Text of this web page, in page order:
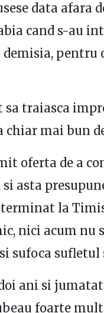
data afara
cand s-au
pentru
sa traiasca
chiar mai bun
oferta de a
asta
la
nici acum nu
sufoca sufletul
ani si
foarte